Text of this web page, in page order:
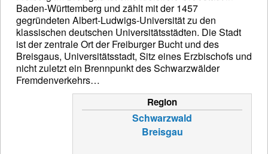
Baden-Württemberg und zählt mit der 1457
gegründeten Albert-Ludwigs-Universität zu den
klassischen deutschen Universitätsstädten. Die Stadt
ist der zentrale Ort der Freiburger Bucht und des
Breisgaus, Universitätsstadt, Sitz eines Erzbischofs und
nicht zuletzt ein Brennpunkt des Schwarzwälder
Fremdenverkehrs…
Region
Schwarzwald
Breisgau